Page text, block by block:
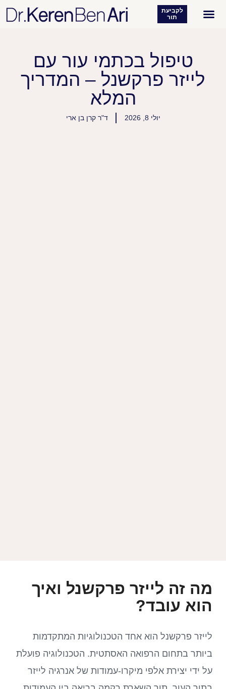
לקביעת
תור
טיפול בכתמי עור עם
לייזר פרקשנל – המדריך
המלא
יולי 8, 2026 ד"ר קרן בן ארי
מה זה לייזר פרקשנל ואיך
הוא עובד?
לייזר פרקשנל הוא אחד הטכנולוגיות המתקדמות
ביותר בתחום הרפואה האסתטית. הטכנולוגיה פועלת
על ידי יצירת אלפי מיקרו-עמודות של אנרגיה לייזר